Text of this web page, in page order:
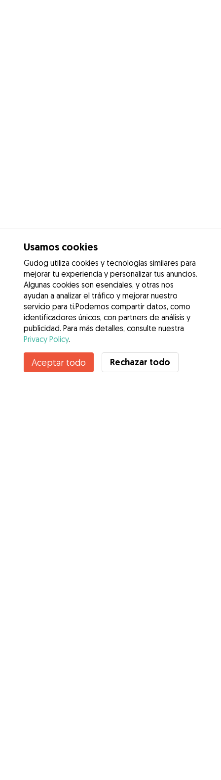
Contacta con Esther
¿Conoces los Beneficios de Gudog? Ver más
Usamos cookies
Gudog utiliza cookies y tecnologías similares para
mejorar tu experiencia y personalizar tus anuncios.
Algunas cookies son esenciales, y otras nos
ayudan a analizar el tráfico y mejorar nuestro
servicio para ti.Podemos compartir datos, como
identificadores únicos, con partners de análisis y
publicidad. Para más detalles, consulte nuestra
Privacy Policy.
Aceptar todo Rechazar todo